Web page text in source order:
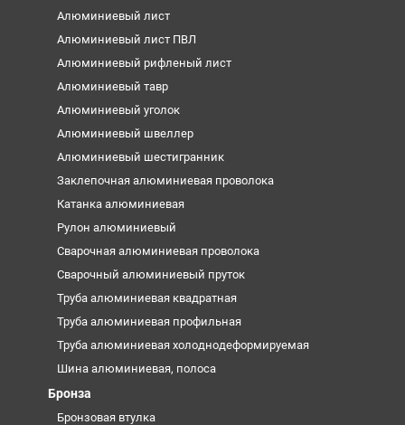
Алюминиевый лист
Алюминиевый лист ПВЛ
Алюминиевый рифленый лист
Алюминиевый тавр
Алюминиевый уголок
Алюминиевый швеллер
Алюминиевый шестигранник
Заклепочная алюминиевая проволока
Катанка алюминиевая
Рулон алюминиевый
Сварочная алюминиевая проволока
Сварочный алюминиевый пруток
Труба алюминиевая квадратная
Труба алюминиевая профильная
Труба алюминиевая холоднодеформируемая
Шина алюминиевая, полоса
Бронза
Бронзовая втулка